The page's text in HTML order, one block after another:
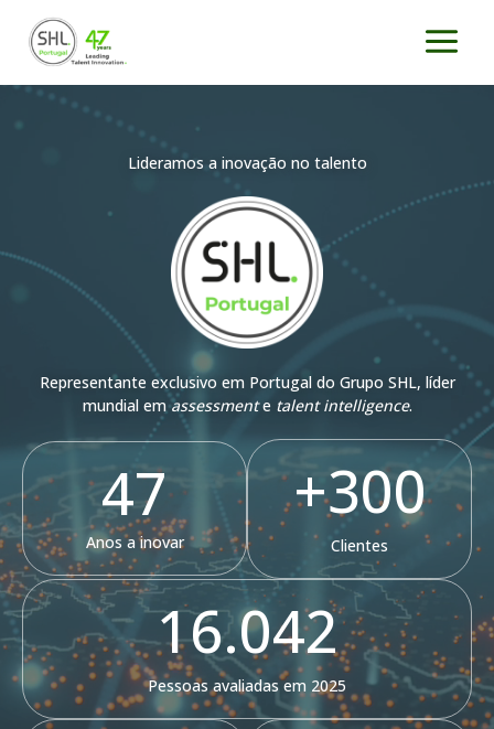
para
conteúdo
Lideramos a inovação no talento
Representante exclusivo em Portugal do Grupo SHL, líder
mundial emassessmente talent intelligence.
47
Anos a inovar
+300
Clientes
16.042
Pessoas avaliadas em 2025